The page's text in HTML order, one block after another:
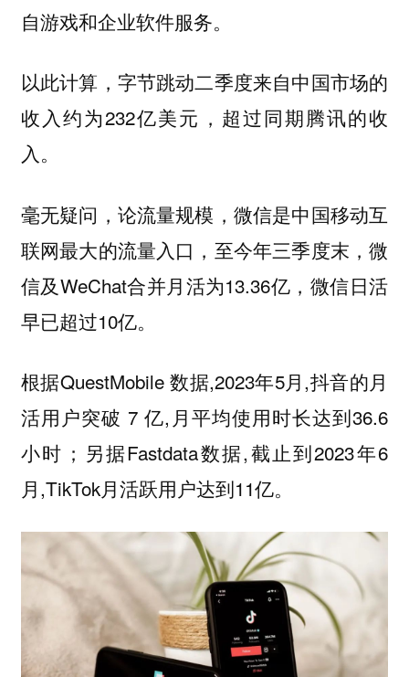
自游戏和企业软件服务。
以此计算，字节跳动二季度来自中国市场的
收入约为232亿美元，超过同期腾讯的收
入。
毫无疑问，论流量规模，微信是中国移动互
联网最大的流量入口，至今年三季度末，微
信及WeChat合并月活为13.36亿，微信日活
早已超过10亿。
根据QuestMobile 数据,2023年5月,抖音的月
活用户突破 7 亿,月平均使用时长达到36.6
小时；另据Fastdata数据,截止到2023年6
月,TikTok月活跃用户达到11亿。